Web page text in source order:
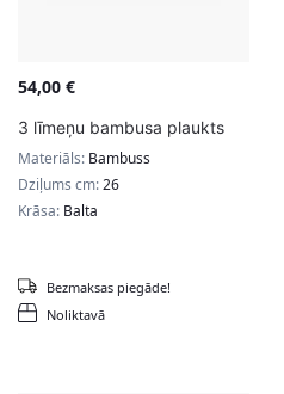
54,00 €
3 līmeņu bambusa plaukts
Materiāls: Bambuss
Dziļums cm:26
Krāsa: Balta
Noliktavā
Bezmaksas piegāde!